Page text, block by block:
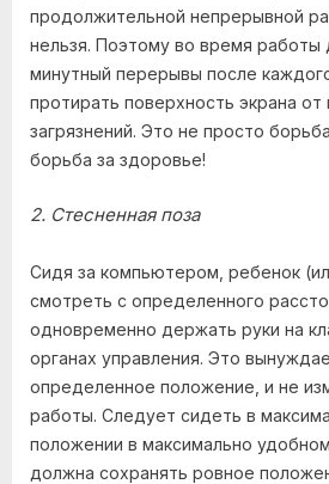
продолжительной непрерывной
нельзя. Поэтому во время работы
минутный перерывы после
протирать поверхность экрана от
загрязнений. Это не просто
борьба за здоровье!
2. Стесненная поза
Сидя за компьютером, ребенок
смотреть с определенного
одновременно держать руки на
органах управления. Это
определенное положение, и не
работы. Следует сидеть в
положении в максимально
должна сохранять ровное